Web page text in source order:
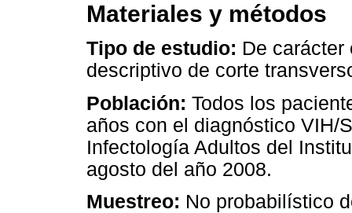
Materiales y métodos
Tipo de estudio: De
descriptivo de corte
Población: Todos los
años con el diagnóstico VIH/
Infectología Adultos del
agosto del año 2008.
Muestreo: No probabilístico